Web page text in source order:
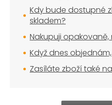
Kdy bude dostupné
skladem?
Nakupuji
Když dnes
Zasíláte zboží také